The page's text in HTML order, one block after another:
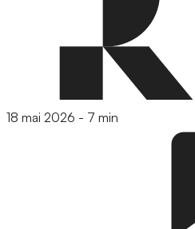
18 mai 2026 - 7 min